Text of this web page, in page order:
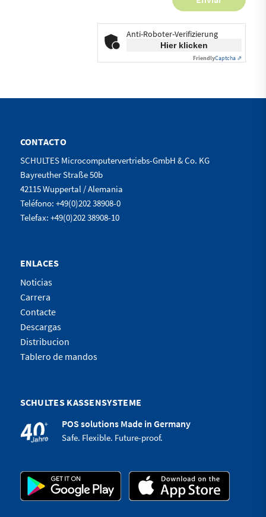
Anti-Roboter-Verifizierung
Hier klicken
FriendlyCaptcha ⇗
CONTACTO
SCHULTES Microcomputervertriebs-GmbH & Co. KG
Bayreuther Straße 50b
42115 Wuppertal / Alemania
Teléfono: +49(0)202 38908-0
Telefax: +49(0)202 38908-10
ENLACES
Noticias
Carrera
Contacte
Descargas
Distribucion
Tablero de mandos
SCHULTES KASSENSYSTEME
POS solutions Made in Germany
Safe. Flexible. Future-proof.